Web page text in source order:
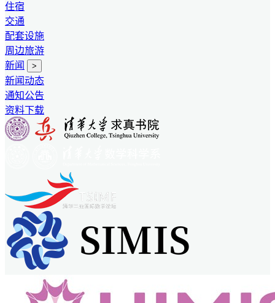
住宿
交通
配套设施
周边旅游
新闻
>
新闻动态
通知公告
资料下载